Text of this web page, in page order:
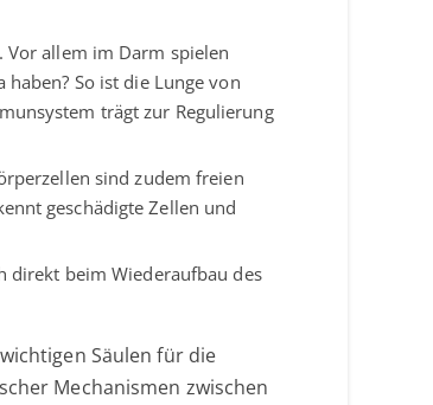
allem im Darm spielen
So ist die Lunge von
trägt zur Regulierung
sind zudem freien
geschädigte Zellen und
direkt beim Wiederaufbau des
Säulen für die
Mechanismen zwischen